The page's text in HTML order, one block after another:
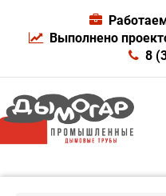
Выполнено
8